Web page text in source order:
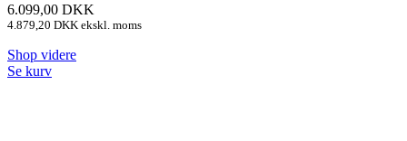
6.099,00 DKK
4.879,20 DKK ekskl. moms
Shop videre
Se kurv